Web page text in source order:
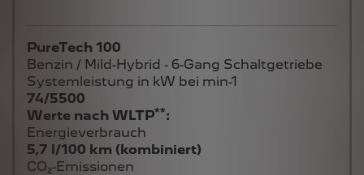
PureTech 100
Benzin / Mild-Hybrid - 6-Gang Schaltgetriebe
Systemleistung in kW bei min-1
74/5500
Werte nach WLTP**:
Energieverbrauch
5,7 l/100 km (kombiniert)
CO₂-Emissionen